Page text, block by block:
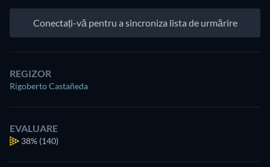
Conectați-vă pentru a sincroniza lista de urmărire
REGIZOR
Rigoberto Castañeda
EVALUARE
38% (140)